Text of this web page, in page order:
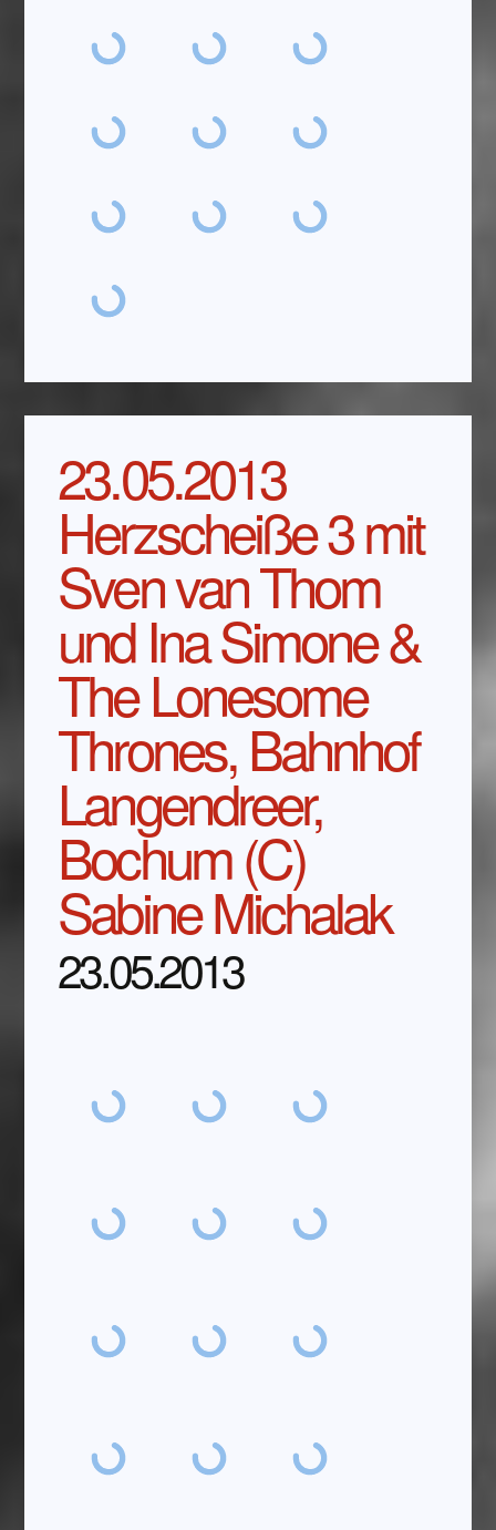
23.05.2013
Herzscheiße 3 mit
Sven van Thom
und Ina Simone &
The Lonesome
Thrones, Bahnhof
Langendreer,
Bochum (C)
Sabine Michalak
23.05.2013